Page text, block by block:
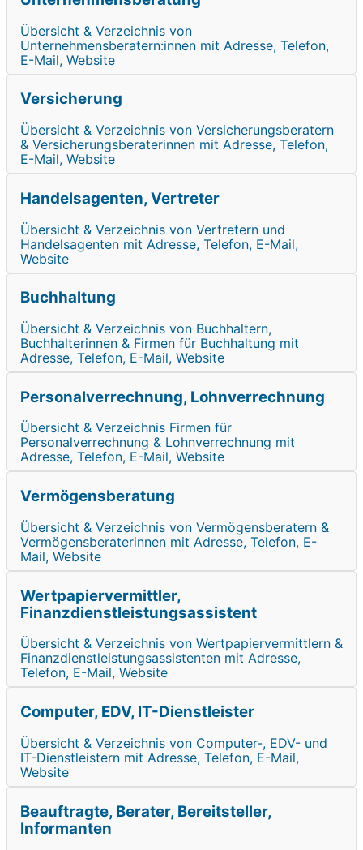
Übersicht & Verzeichnis von
Unternehmensberatern:innen mit Adresse, Telefon,
E-Mail, Website
Versicherung
Übersicht & Verzeichnis von Versicherungsberatern
& Versicherungsberaterinnen mit Adresse, Telefon,
E-Mail, Website
Handelsagenten, Vertreter
Übersicht & Verzeichnis von Vertretern und
Handelsagenten mit Adresse, Telefon, E-Mail,
Website
Buchhaltung
Übersicht & Verzeichnis von Buchhaltern,
Buchhalterinnen & Firmen für Buchhaltung mit
Adresse, Telefon, E-Mail, Website
Personalverrechnung, Lohnverrechnung
Übersicht & Verzeichnis Firmen für
Personalverrechnung & Lohnverrechnung mit
Adresse, Telefon, E-Mail, Website
Vermögensberatung
Übersicht & Verzeichnis von Vermögensberatern &
Vermögensberaterinnen mit Adresse, Telefon, E-
Mail, Website
Wertpapiervermittler,
Finanzdienstleistungsassistent
Übersicht & Verzeichnis von Wertpapiervermittlern &
Finanzdienstleistungsassistenten mit Adresse,
Telefon, E-Mail, Website
Computer, EDV, IT-Dienstleister
Übersicht & Verzeichnis von Computer-, EDV- und
IT-Dienstleistern mit Adresse, Telefon, E-Mail,
Website
Beauftragte, Berater, Bereitsteller,
Informanten